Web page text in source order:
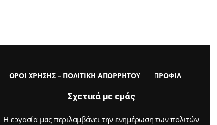
ΟΡΟΙ ΧΡΗΣΗΣ – ΠΟΛΙΤΙΚΗ ΑΠΟΡΡΗΤΟΥ ΠΡΟΦΙΛ
Σχετικά με εμάς
Η εργασία μας περιλαμβάνει την ενημέρωση των πολιτών